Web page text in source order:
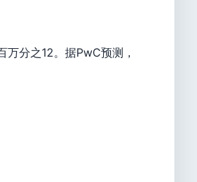
分之12。据PwC预测，